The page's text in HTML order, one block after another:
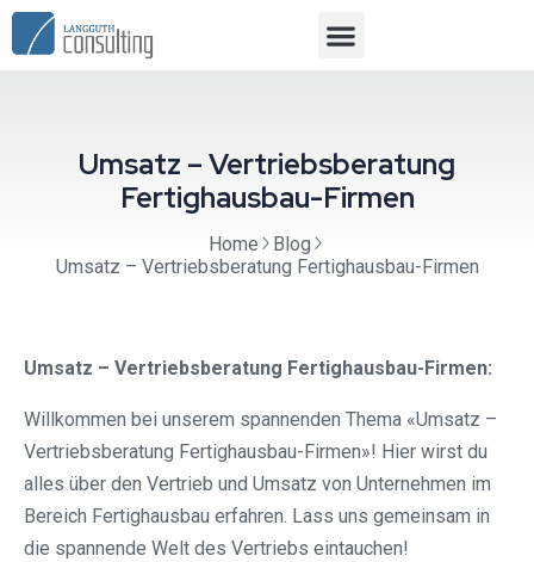
Umsatz – Vertriebsberatung
Fertighausbau-Firmen
Home
Blog
Umsatz – Vertriebsberatung Fertighausbau-Firmen
Umsatz – Vertriebsberatung Fertighausbau-Firmen:
Willkommen bei unserem spannenden Thema «Umsatz –
Vertriebsberatung Fertighausbau-Firmen»! Hier wirst du
alles über den Vertrieb und Umsatz von Unternehmen im
Bereich Fertighausbau erfahren. Lass uns gemeinsam in
die spannende Welt des Vertriebs eintauchen!